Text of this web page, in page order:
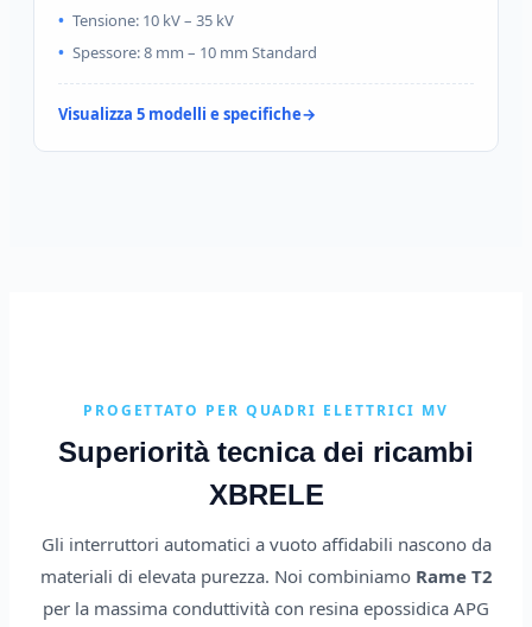
Tensione: 10 kV – 35 kV
Spessore: 8 mm – 10 mm Standard
Visualizza 5 modelli e specifiche
PROGETTATO PER QUADRI ELETTRICI MV
Superiorità tecnica dei ricambi
XBRELE
Gli interruttori automatici a vuoto affidabili nascono da
materiali di elevata purezza. Noi combiniamo Rame T2
per la massima conduttività con resina epossidica APG